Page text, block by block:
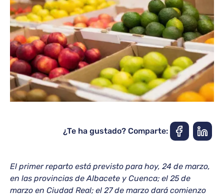
¿Te ha gustado? Comparte:
El primer reparto está previsto para hoy, 24 de marzo,
en las provincias de Albacete y Cuenca; el 25 de
marzo en Ciudad Real; el 27 de marzo dará comienzo